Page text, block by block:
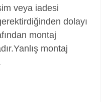
veya iadesi
dolayı
montaj
montaj